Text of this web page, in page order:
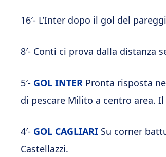
16′- L’Inter dopo il gol del
8′- Conti ci prova dalla distanza
5′- GOL INTER Pronta risposta
di pescare Milito a centro area.
4′- GOL CAGLIARI Su corner
Castellazzi.